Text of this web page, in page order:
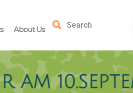
About Us Search